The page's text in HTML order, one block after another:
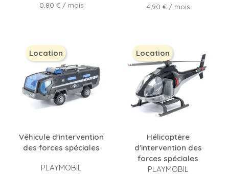
Prix
0,80 €/ mois Prix
4,90 €/ mois
Véhicule d'intervention
des forces spéciales
PLAYMOBIL
Location
Hélicoptère
d'intervention des
forces spéciales
PLAYMOBIL
Location